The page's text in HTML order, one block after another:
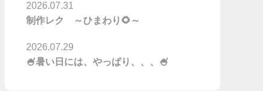
制作レク ～ひまわり🌻～
2026.07.31
🍧暑い日には、やっぱり、、、🍧
2026.07.29